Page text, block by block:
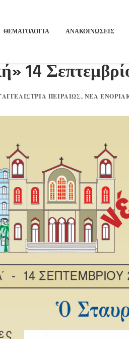
ΘΕΜΑΤΟΛΟΓΙΑ ΑΝΑΚΟΙΝΩΣΕΙΣ
14
ΠΕΙΡΑΙΏΣ, ΝΈΑ